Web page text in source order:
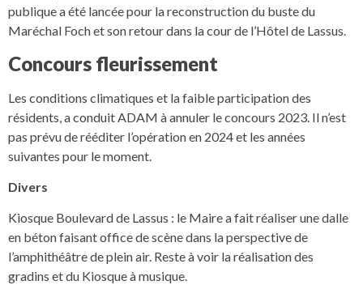
publique a été lancée pour la reconstruction du buste du
Maréchal Foch et son retour dans la cour de l’Hôtel de Lassus.
Concours fleurissement
Les conditions climatiques et la faible participation des
résidents, a conduit ADAM à annuler le concours 2023. Il n’est
pas prévu de rééditer l’opération en 2024 et les années
suivantes pour le moment.
Divers
Kiosque Boulevard de Lassus : le Maire a fait réaliser une dalle
en béton faisant office de scène dans la perspective de
l’amphithéâtre de plein air. Reste à voir la réalisation des
gradins et du Kiosque à musique.